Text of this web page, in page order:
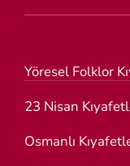
Yöresel Folklor
23 Nisan
Osmanlı